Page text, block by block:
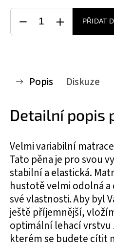
PŘIDAT
Popis Diskuze
Detailní popis
Velmi variabilní
Tato pěna je pro svou
stabilní a elastická.
hustotě velmi odolná
své vlastnosti. Aby byl
ještě příjemnější,
optimální lehací vrstvu
kterém se budete cítit